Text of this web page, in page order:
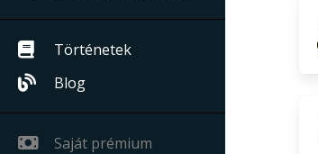
Történetek
Blog
Saját prémium